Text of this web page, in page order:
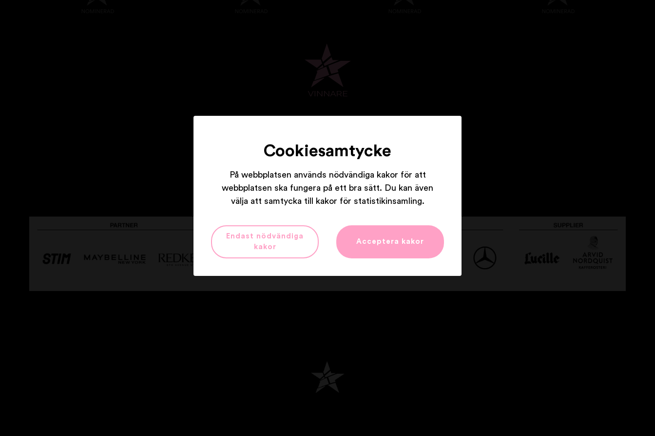
Våra partners
Cookiesamtycke
På webbplatsen används nödvändiga kakor för att
webbplatsen ska fungera på ett bra sätt. Du kan även
välja att samtycka till kakor för statistikinsamling.
Endast nödvändiga
kakor
Acceptera kakor